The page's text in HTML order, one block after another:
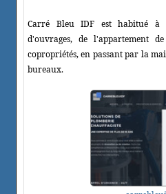
Carré Bleu IDF est habitué à
d'ouvrages, de l'appartement
copropriétés, en passant par la
bureaux.